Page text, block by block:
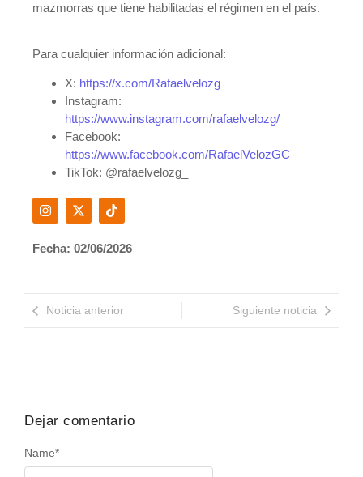
mazmorras que tiene habilitadas el régimen en el país.
Para cualquier información adicional:
X: https://x.com/Rafaelvelozg
Instagram:
https://www.instagram.com/rafaelvelozg/
Facebook:
https://www.facebook.com/RafaelVelozGC
TikTok: @rafaelvelozg_
Fecha: 02/06/2026
Noticia anterior Siguiente noticia
Dejar comentario
Name*